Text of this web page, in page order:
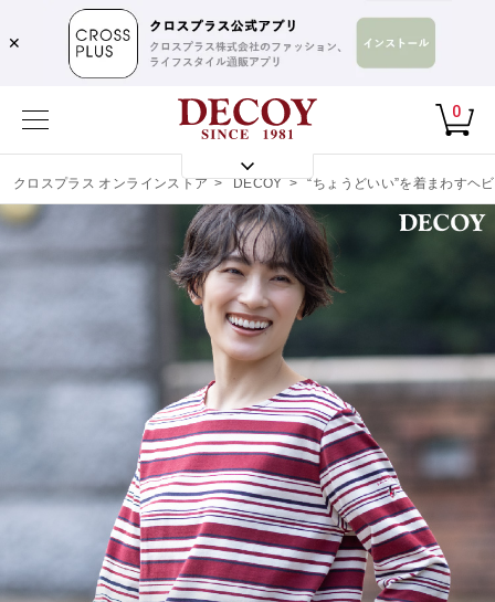
✕
0
クロスプラス オンラインストア > DECOY > “ちょうどいい”を着まわすヘ